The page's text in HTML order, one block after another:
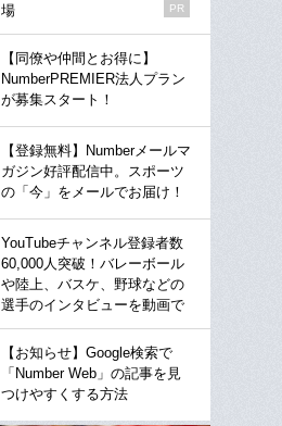
場
PR
【同僚や仲間とお得に】
NumberPREMIER法人プラン
が募集スタート！
【登録無料】Numberメールマ
ガジン好評配信中。スポーツ
の「今」をメールでお届け！
YouTubeチャンネル登録者数
60,000人突破！バレーボール
や陸上、バスケ、野球などの
選手のインタビューを動画で
【お知らせ】Google検索で
「Number Web」の記事を見
つけやすくする方法